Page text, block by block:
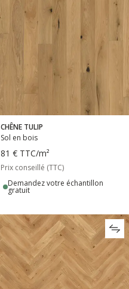
CHÊNE TULIP
Sol en bois
81 € TTC/m²
Prix conseillé (TTC)
Demandez votre échantillon
gratuit